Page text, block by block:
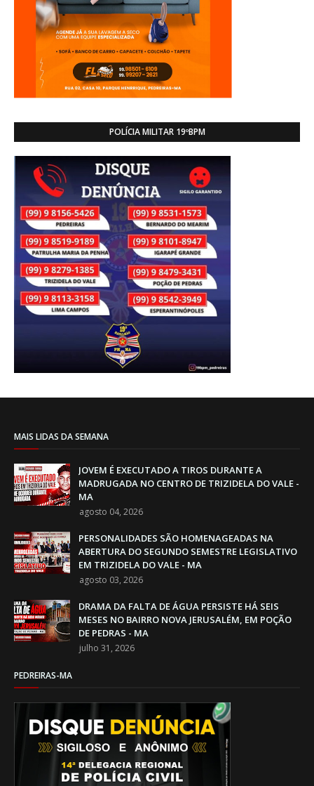
POLÍCIA MILITAR 19ºBPM
MAIS LIDAS DA SEMANA
JOVEM É EXECUTADO A TIROS DURANTE A
MADRUGADA NO CENTRO DE TRIZIDELA DO VALE -
MA
agosto 04, 2026
PERSONALIDADES SÃO HOMENAGEADAS NA
ABERTURA DO SEGUNDO SEMESTRE LEGISLATIVO
EM TRIZIDELA DO VALE - MA
agosto 03, 2026
DRAMA DA FALTA DE ÁGUA PERSISTE HÁ SEIS
MESES NO BAIRRO NOVA JERUSALÉM, EM POÇÃO
DE PEDRAS - MA
julho 31, 2026
PEDREIRAS-MA